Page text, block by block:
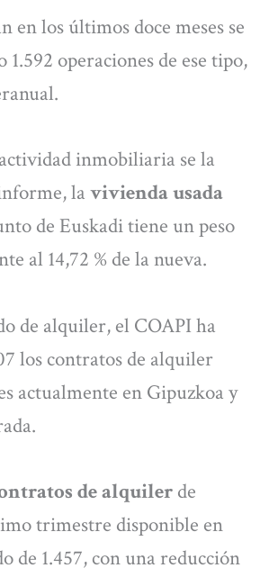
en los últimos doce meses se
operaciones de ese tipo,
inmobiliaria se la
la vivienda usada
de Euskadi tiene un peso
al 14,72 % de la nueva.
de alquiler, el COAPI ha
los contratos de alquiler
actualmente en Gipuzkoa y
de alquiler de
trimestre disponible en
de 1.457, con una reducción